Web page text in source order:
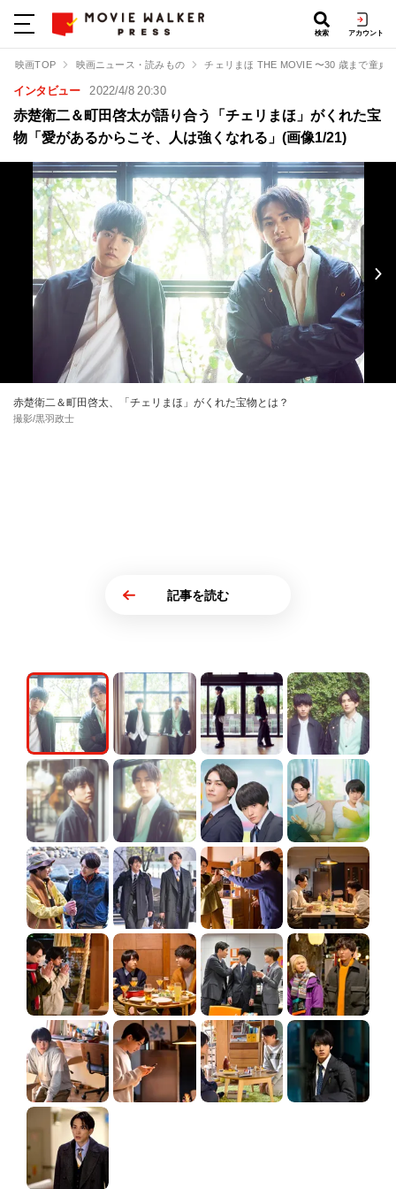
検索 アカウント
映画TOP 映画ニュース・読みもの チェリまほ THE MOVIE 〜30 歳まで童貞
インタビュー 2022/4/8 20:30
赤楚衛二＆町田啓太が語り合う「チェリまほ」がくれた宝
物「愛があるからこそ、人は強くなれる」(画像1/21)
赤楚衛二＆町田啓太、「チェリまほ」がくれた宝物とは？
撮影/黒羽政士
記事を読む